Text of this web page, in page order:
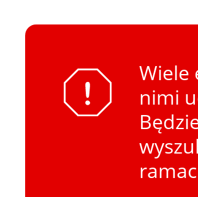
Wiele
nimi